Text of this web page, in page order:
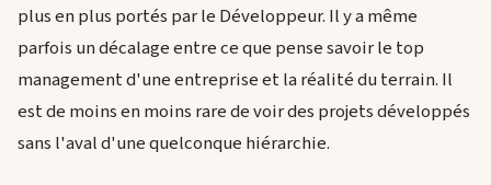
plus en plus portés par le Développeur. Il y a même
parfois un décalage entre ce que pense savoir le top
management d'une entreprise et la réalité du terrain. Il
est de moins en moins rare de voir des projets développés
sans l'aval d'une quelconque hiérarchie.